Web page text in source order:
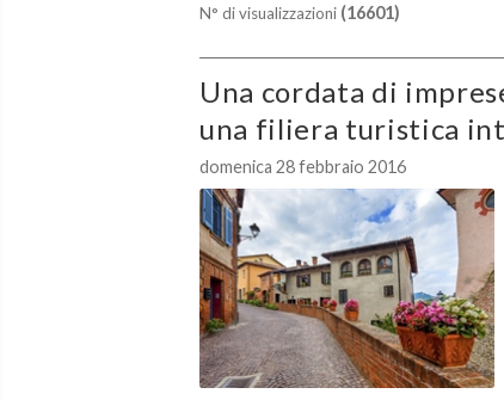
N° di visualizzazioni (16601)
Una cordata di
una filiera turistica
domenica 28 febbraio 2016